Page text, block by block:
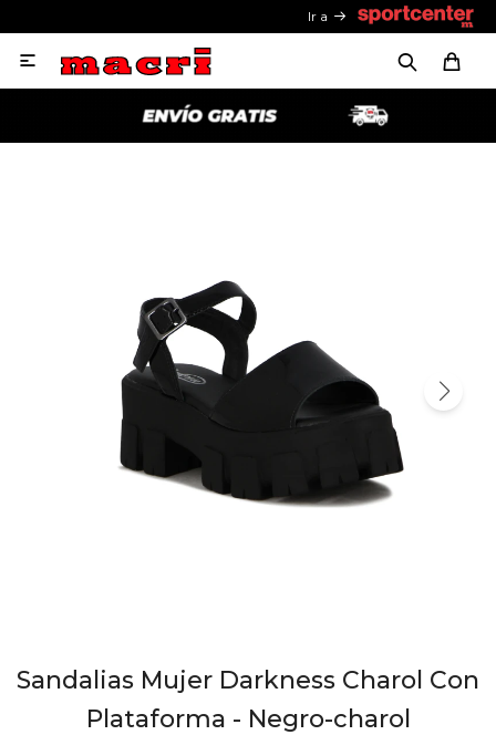
Ir a

Sandalias Mujer Darkness Charol Con
Plataforma - Negro-charol